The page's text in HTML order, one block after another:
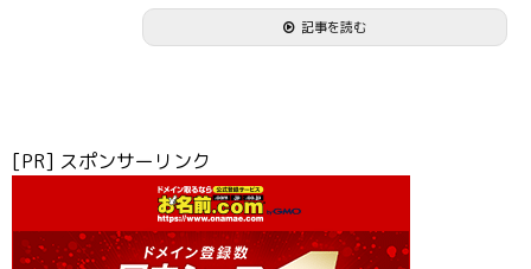
記事を読む
[PR] スポンサーリンク